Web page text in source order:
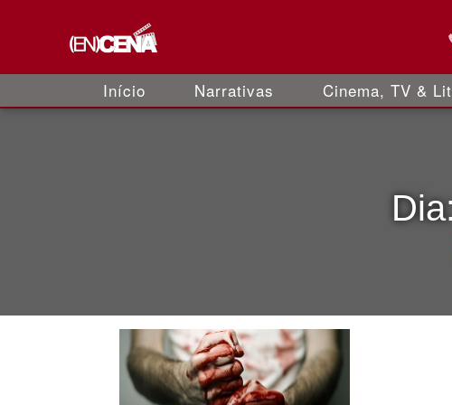
Início Narrativas Cinema, TV &
Dia: